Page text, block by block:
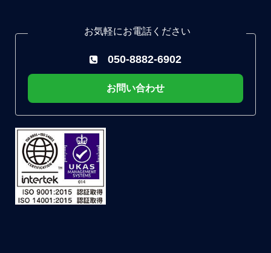
お気軽にお電話ください
050-8882-6902
お問い合わせ